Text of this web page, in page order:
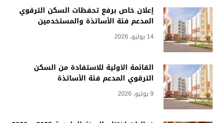
إعلان خاص برفع تحفظات السكن الترقوي
المدعم فئة الأساتذة والمستخدمين
14 يوليو، 2026
القائمة الأولية للاستفادة من السكن
الترقوي المدعم فئة الأساتذة
9 يوليو، 2026